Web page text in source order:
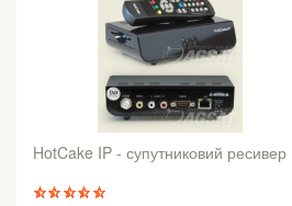
HotCake IP - супутниковий ресивер